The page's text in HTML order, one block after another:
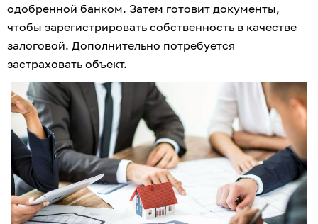
одобренной банком. Затем готовит документы,
чтобы зарегистрировать собственность в качестве
залоговой. Дополнительно потребуется
застраховать объект.